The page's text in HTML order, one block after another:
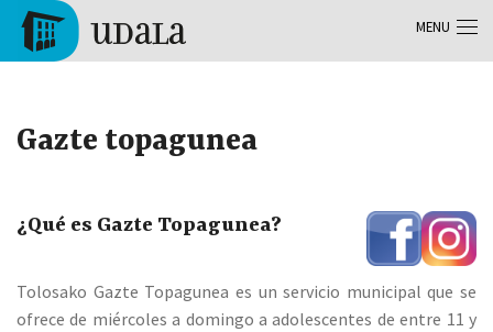
Aller au contenu principal
Gazte topagunea
¿Qué es Gazte Topagunea?
Tolosako Gazte Topagunea es un servicio municipal que se
ofrece de miércoles a domingo a adolescentes de entre 11 y
MENU